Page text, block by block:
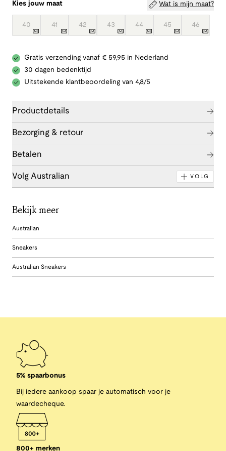
Kies jouw maat Wat is mijn maat?
40 41 42 43 44 45 46
Gratis verzending vanaf € 59,95 in Nederland
30 dagen bedenktijd
Uitstekende klantbeoordeling van 4,8/5
Productdetails
Bezorging & retour
Betalen
Volg Australian VOLG
Bekijk meer
Australian
Sneakers
Australian Sneakers
5% spaarbonus
Bij iedere aankoop spaar je automatisch voor je
waardecheque.
800+ merken